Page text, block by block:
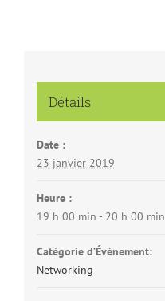
Détails
Date :
23 janvier 2019
Heure :
19 h 00 min - 20 h 00 min
Catégorie d’Évènement:
Networking